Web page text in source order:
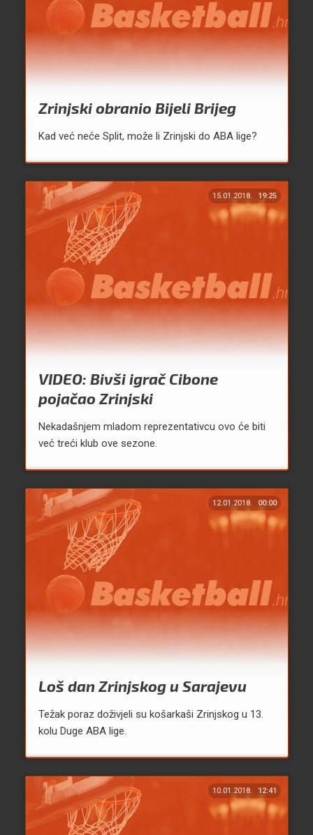
Zrinjski obranio Bijeli Brijeg
Kad već neće Split, može li Zrinjski do ABA lige?
15.01.2018. 19:25
VIDEO: Bivši igrač Cibone
pojačao Zrinjski
Nekadašnjem mladom reprezentativcu ovo će biti
već treći klub ove sezone.
12.01.2018. 00:00
Loš dan Zrinjskog u Sarajevu
Težak poraz doživjeli su košarkaši Zrinjskog u 13.
kolu Duge ABA lige.
10.01.2018. 12:41